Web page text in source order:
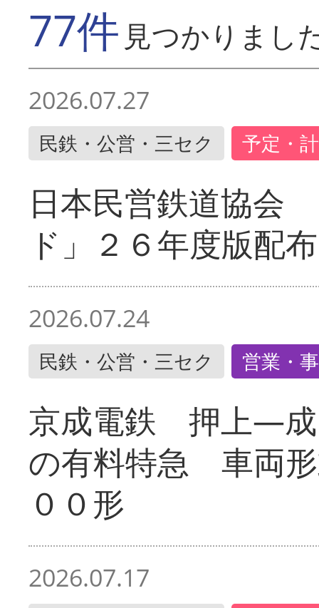
77件 見つかりまし
2026.07.27
民鉄・公営・三セク 予定・
日本民営鉄道協会
ド」２６年度版配布
2026.07.24
民鉄・公営・三セク 営業・
京成電鉄 押上―成
の有料特急 車両
００形
2026.07.17